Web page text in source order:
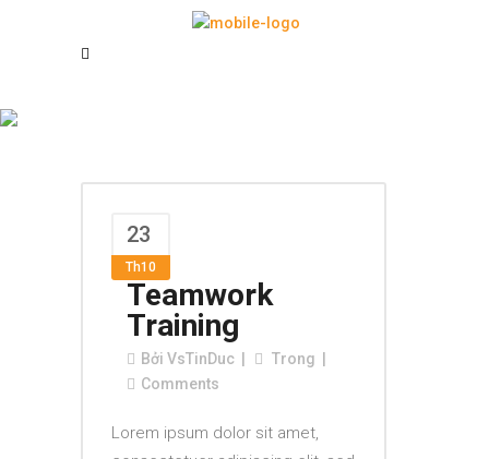
23
Th10
Teamwork
Training
Bởi VsTinDuc
Trong
Comments
Lorem ipsum dolor sit amet,